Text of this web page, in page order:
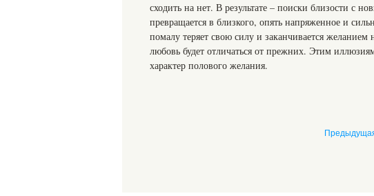
сходить на нет. В результате – поиски близости с
превращается в близкого, опять напряженное и
помалу теряет свою силу и заканчивается
любовь будет отличаться от прежних. Этим
характер полового желания.